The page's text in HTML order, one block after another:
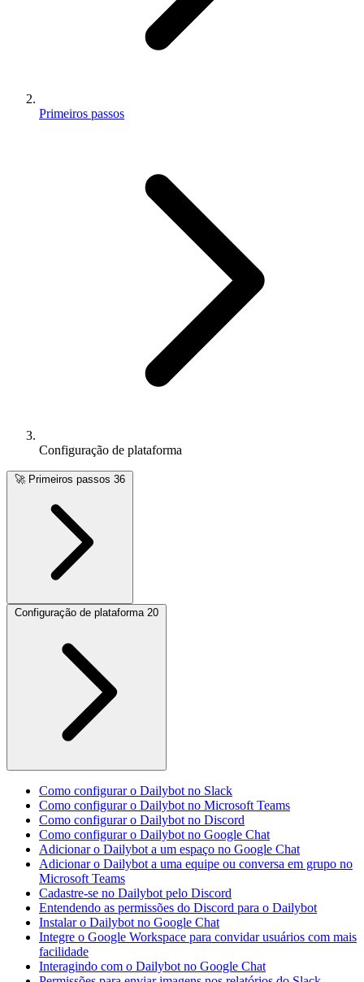
Primeiros passos
Configuração de plataforma
🚀 Primeiros passos 36
Configuração de plataforma 20
Como configurar o Dailybot no Slack
Como configurar o Dailybot no Microsoft Teams
Como configurar o Dailybot no Discord
Como configurar o Dailybot no Google Chat
Adicionar o Dailybot a um espaço no Google Chat
Adicionar o Dailybot a uma equipe ou conversa em grupo no
Microsoft Teams
Cadastre-se no Dailybot pelo Discord
Entendendo as permissões do Discord para o Dailybot
Instalar o Dailybot no Google Chat
Integre o Google Workspace para convidar usuários com mais
facilidade
Interagindo com o Dailybot no Google Chat